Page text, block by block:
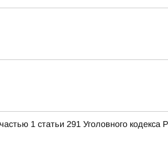
1 статьи 291 Уголовного